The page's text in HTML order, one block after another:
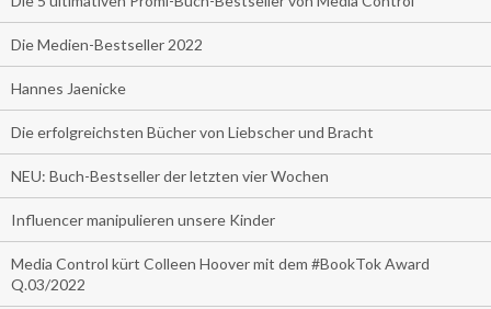
Die Medien-Bestseller 2022
Hannes Jaenicke
Die erfolgreichsten Bücher von Liebscher und Bracht
NEU: Buch-Bestseller der letzten vier Wochen
Influencer manipulieren unsere Kinder
Media Control kürt Colleen Hoover mit dem #BookTok Award
Q.03/2022